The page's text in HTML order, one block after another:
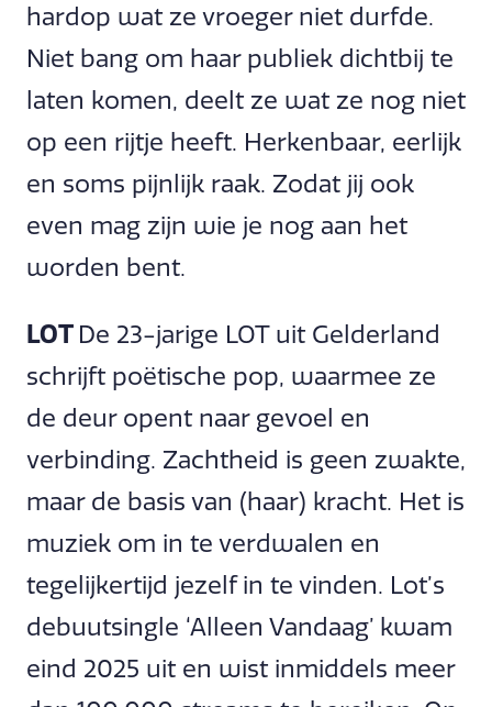
hardop wat ze vroeger niet durfde.
Niet bang om haar publiek dichtbij te
laten komen, deelt ze wat ze nog niet
op een rijtje heeft. Herkenbaar, eerlijk
en soms pijnlijk raak. Zodat jij ook
even mag zijn wie je nog aan het
worden bent.
LOT De 23-jarige LOT uit Gelderland
schrijft poëtische pop, waarmee ze
de deur opent naar gevoel en
verbinding. Zachtheid is geen zwakte,
maar de basis van (haar) kracht. Het is
muziek om in te verdwalen en
tegelijkertijd jezelf in te vinden. Lot’s
debuutsingle ‘Alleen Vandaag’ kwam
eind 2025 uit en wist inmiddels meer